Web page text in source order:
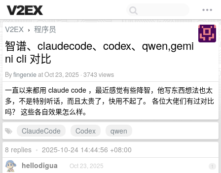
V2EX › 程序员
智谱、claudecode、codex、qwen,gemi
ni cli 对比
Byfingerxieat Oct 23, 2025 · 3743 views
一直以来都用 claude code ，最近感觉有些降智，他写东西想法也太
多，不是特别听话，而且太贵了，快用不起了。 各位大佬们有过对比
吗？ 这些各自效果怎么样。
ClaudeCode
Codex
qwen
8 replies • 2025-10-24 14:44:56 +08:00
1
hellodigua Oct 23, 2025